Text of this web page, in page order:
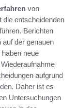
von
die entscheidenden
Berichten
auf der genauen
neue
aufgrund
Daher ist es
Untersuchungen